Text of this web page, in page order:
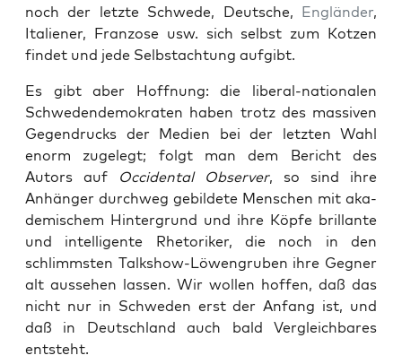
noch der letz­te Schwe­de, Deut­sche, Eng­län­der,
Ita­lie­ner, Fran­zo­se usw. sich selbst zum Kot­zen
fin­det und jede Selbst­ach­tung aufgibt.
Es gibt aber Hoff­nung: die libe­ral-natio­na­len
Schwe­den­de­mo­kra­ten haben trotz des mas­si­ven
Gegen­drucks der Medi­en bei der letz­ten Wahl
enorm zuge­legt; folgt man dem Bericht des
Autors auf Occi­den­tal Obser­ver, so sind ihre
Anhän­ger durch­weg gebil­de­te Men­schen mit aka­
de­mi­schem Hin­ter­grund und ihre Köp­fe bril­lan­te
und intel­li­gen­te Rhe­to­ri­ker, die noch in den
schlimms­ten Talk­show-Löwen­gru­ben ihre Geg­ner
alt aus­se­hen las­sen. Wir wol­len hof­fen, daß das
nicht nur in Schwe­den erst der Anfang ist, und
daß in Deutsch­land auch bald Ver­gleich­ba­res
entsteht.